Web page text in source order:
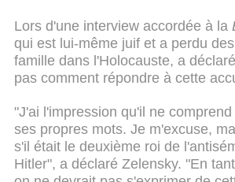
Lors d'une interview accordée à la
qui est lui-même juif et a perdu
famille dans l'Holocauste, a
pas comment répondre à cette
"J'ai l'impression qu'il ne
ses propres mots. Je m'excuse,
s'il était le deuxième roi de
Hitler", a déclaré Zelensky. "En